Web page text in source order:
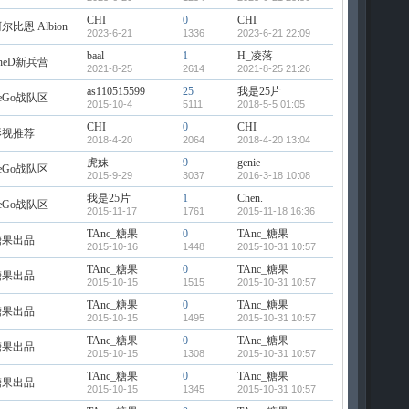
尔比恩 Albion CHI
2023-6-21
0
1336
CHI
2023-6-21 22:09
新兵营 baal
2021-8-25
1
2614
H_凌落
2021-8-25 21:26
战队区 as110515599
2015-10-4
25
5111
我是25片
2018-5-5 01:05
推荐 CHI
2018-4-20
0
2064
CHI
2018-4-20 13:04
战队区 虎妹
2015-9-29
9
3037
genie
2016-3-18 10:08
战队区 我是25片
2015-11-17
1
1761
Chen.
2015-11-18 16:36
出品 TAnc_糖果
2015-10-16
0
1448
TAnc_糖果
2015-10-31 10:57
出品 TAnc_糖果
2015-10-15
0
1515
TAnc_糖果
2015-10-31 10:57
出品 TAnc_糖果
2015-10-15
0
1495
TAnc_糖果
2015-10-31 10:57
出品 TAnc_糖果
2015-10-15
0
1308
TAnc_糖果
2015-10-31 10:57
出品 TAnc_糖果
2015-10-15
0
1345
TAnc_糖果
2015-10-31 10:57